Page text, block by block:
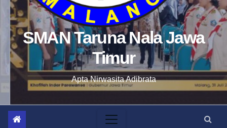
SMAN Taruna Nala Jawa
Timur
Apta Nirwasita Adibrata